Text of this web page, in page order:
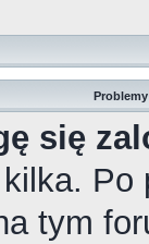
się
tym